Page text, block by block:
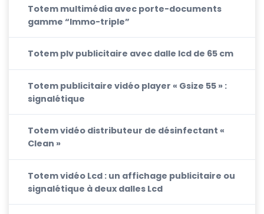
Totem multimédia avec porte-documents
gamme “Immo-triple”
Totem plv publicitaire avec dalle lcd de 65 cm
Totem publicitaire vidéo player « Gsize 55 » :
signalétique
Totem vidéo distributeur de désinfectant «
Clean »
Totem vidéo Lcd : un affichage publicitaire ou
signalétique à deux dalles Lcd